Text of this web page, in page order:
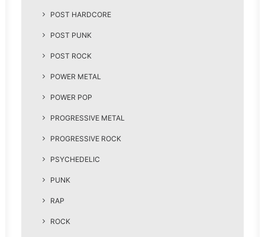
POST HARDCORE
POST PUNK
POST ROCK
POWER METAL
POWER POP
PROGRESSIVE METAL
PROGRESSIVE ROCK
PSYCHEDELIC
PUNK
RAP
ROCK